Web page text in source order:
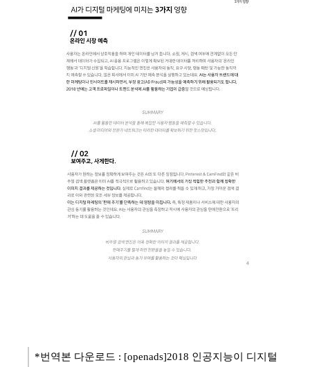
*번역본 다운로드 : [openads]2018 인공지능이 디지털